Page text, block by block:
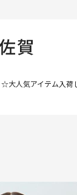
☆大人気アイテム入荷